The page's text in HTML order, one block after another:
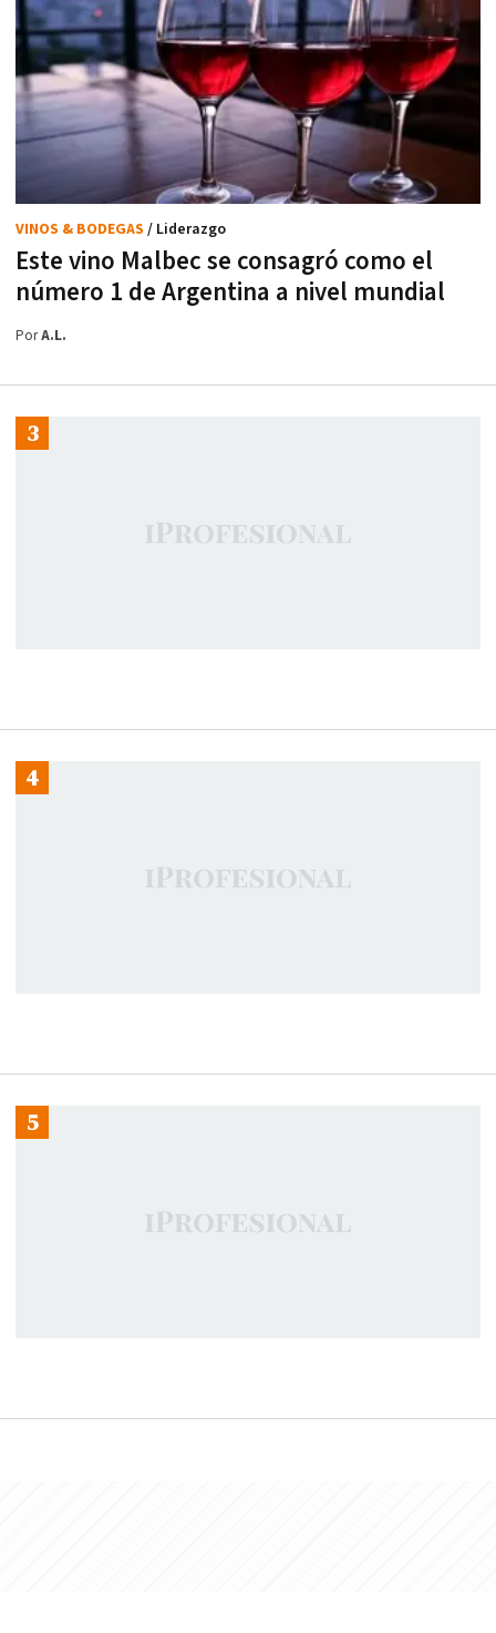
Este vino Malbec se consagró como el
número 1 de Argentina a nivel mundial
VINOS & BODEGAS / Liderazgo
PorA.L.